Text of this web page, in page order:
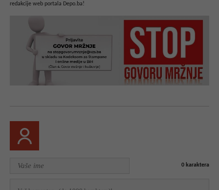
redakcije web portala Depo.ba!
0 karaktera